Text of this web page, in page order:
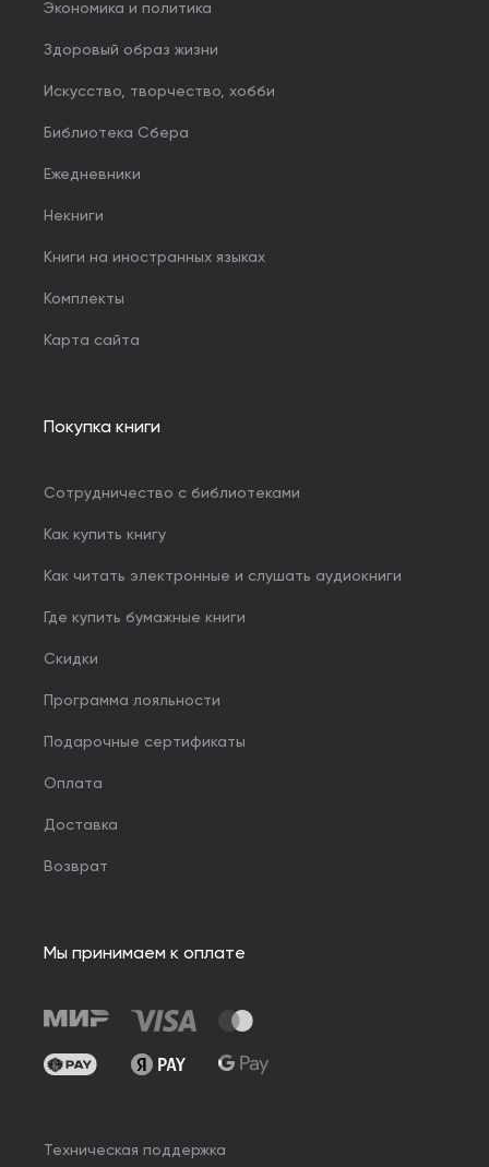
Экономика и политика
Здоровый образ жизни
Искусство, творчество, хобби
Библиотека Сбера
Ежедневники
Некниги
Книги на иностранных языках
Комплекты
Карта сайта
Покупка книги
Сотрудничество с библиотеками
Как купить книгу
Как читать электронные и слушать аудиокниги
Где купить бумажные книги
Скидки
Программа лояльности
Подарочные сертификаты
Оплата
Доставка
Возврат
Мы принимаем к оплате
Техническая поддержка